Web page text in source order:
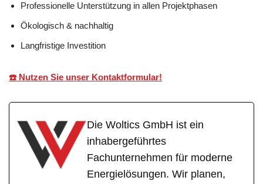
Professionelle Unterstützung in allen Projektphasen
Ökologisch & nachhaltig
Langfristige Investition
☎️ Nutzen Sie unser Kontaktformular!
Die Woltics GmbH ist ein
inhabergeführtes
Fachunternehmen für moderne
Energielösungen. Wir planen,